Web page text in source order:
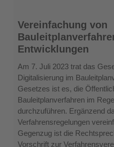
Vereinfachung
von
Bauleitplanverfahren:
Aktuelle
Entwicklungen
Vereinfachung von
Entwicklungen
Am 7. Juli 2023 trat das
Digitalisierung im
Gesetzes ist es, die
Bauleitplanverfahren im
durchzuführen. Ergänzend
Verfahrensregelungen
Gegenzug ist die
Vorschrift zur